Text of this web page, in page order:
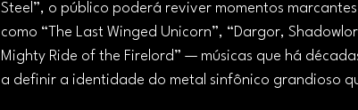
Steel”, o público poderá reviver momentos
como “The Last Winged Unicorn”, “Dargor,
Mighty Ride of the Firelord” — músicas que há
a definir a identidade do metal sinfônico grandioso